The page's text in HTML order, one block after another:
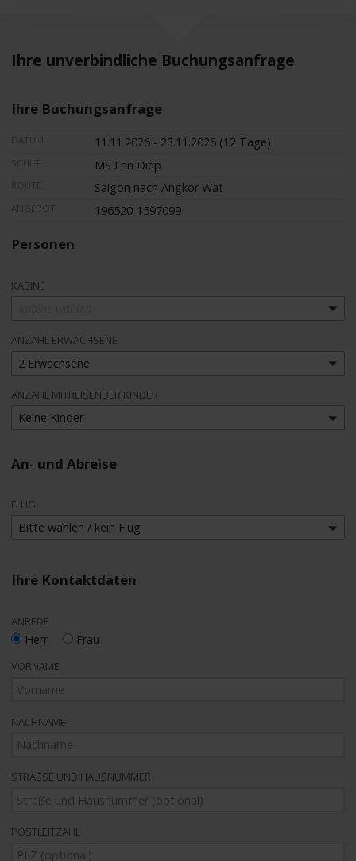
Ihre unverbindliche Buchungsanfrage
Ihre Buchungsanfrage
11.11.2026 - 23.11.2026 (12 Tage)
MS Lan Diep
Saigon nach Angkor Wat
196520-1597099
Personen
KABINE
ANZAHL ERWACHSENE
2 Erwachsene
ANZAHL MITREISENDER KINDER
Keine Kinder
An- und Abreise
FLUG
Bitte wählen / kein Flug
Ihre Kontaktdaten
ANREDE
Herr Frau
VORNAME
NACHNAME
STRASSE UND HAUSNUMMER
POSTLEITZAHL